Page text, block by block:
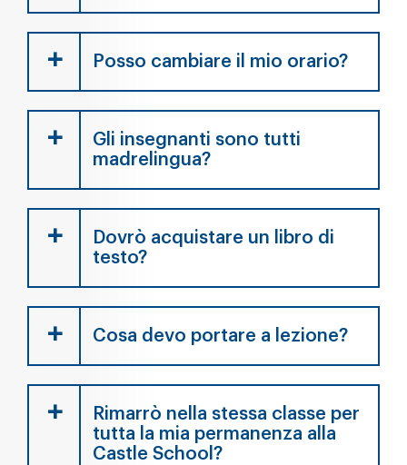
Posso cambiare il mio orario?
Gli insegnanti sono tutti
madrelingua?
Dovrò acquistare un libro di
testo?
Cosa devo portare a lezione?
Rimarrò nella stessa classe per
tutta la mia permanenza alla
Castle School?